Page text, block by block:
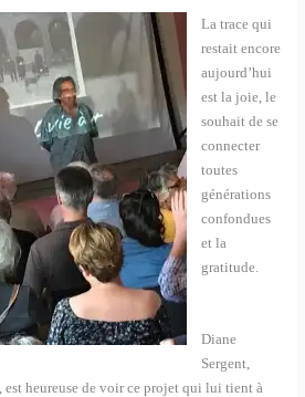
La trace qui
restait encore
aujourd’hui
est la joie, le
souhait de se
connecter
toutes
générations
confondues
et la
gratitude.
Diane
Sergent,
, est heureuse de voir ce projet qui lui tient à